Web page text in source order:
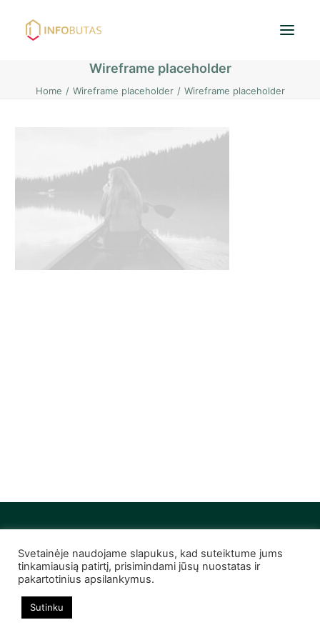
Pradžia
Namai / Kotedžai
Žemės sklypai
Wireframe placeholder
Home Wireframe placeholder Wireframe placeholder
© 2022 Infobutas. Visos teisės saugomos
Svetainėje naudojame slapukus, kad suteiktume jums
tinkamiausią patirtį, prisimindami jūsų nuostatas ir
pakartotinius apsilankymus.
Sutinku